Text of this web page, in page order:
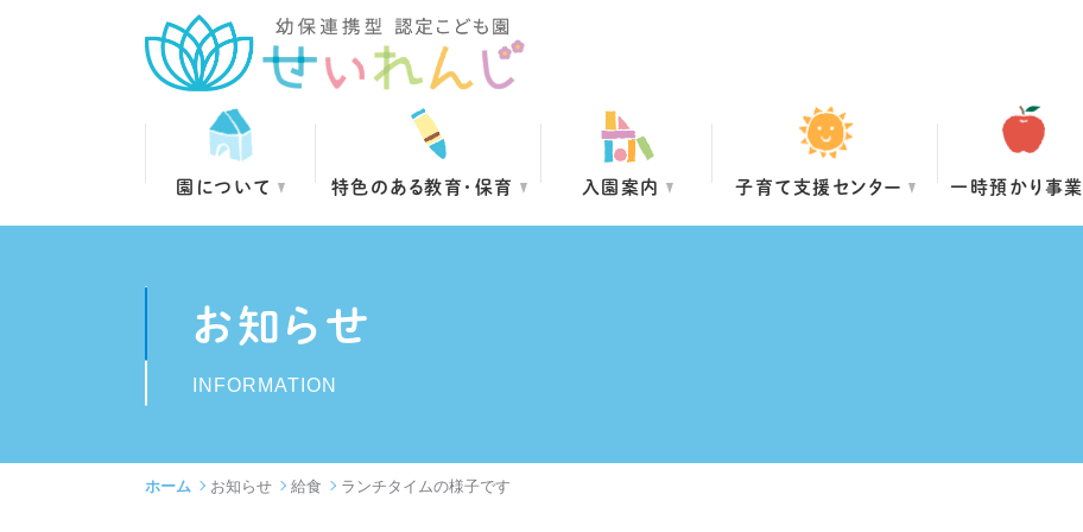
園について 特色のある教育・保育 入園案内 子育て支援センター 一時預かり事業
お知らせ
INFORMATION
ホーム お知らせ 給食 ランチタイムの様子です